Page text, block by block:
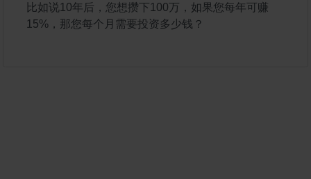
比如说10年后，您想攒下100万，如果您每年可赚
15%，那您每个月需要投资多少钱？